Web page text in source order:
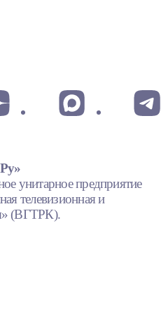
унитарное предприятие
телевизионная и
(ВГТРК).